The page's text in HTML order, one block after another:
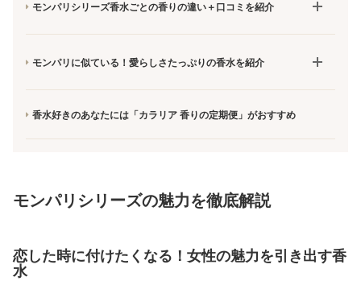
モンパリシリーズ香水ごとの香りの違い＋口コミを紹介
モンパリに似ている！愛らしさたっぷりの香水を紹介
香水好きのあなたには「カラリア 香りの定期便」がおすすめ
モンパリシリーズの魅力を徹底解説
恋した時に付けたくなる！女性の魅力を引き出す香
水